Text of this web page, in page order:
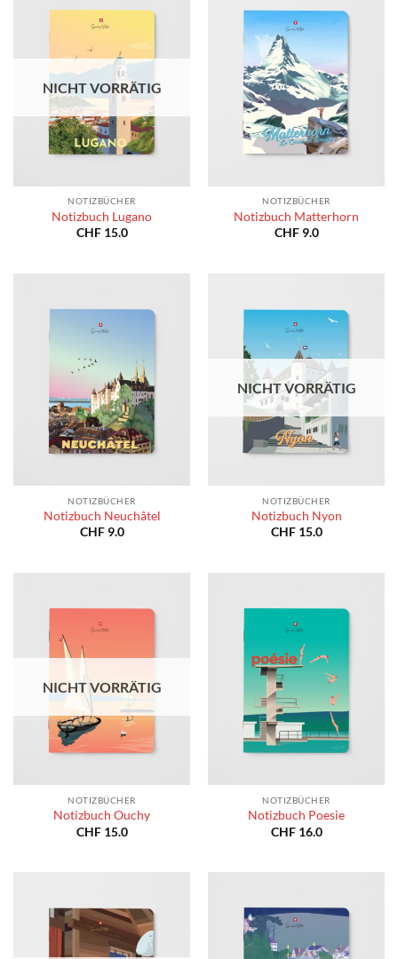
NICHT VORRÄTIG
NOTIZBÜCHER
Notizbuch Lugano
CHF15.0
NOTIZBÜCHER
Notizbuch Matterhorn
CHF9.0
NOTIZBÜCHER
Notizbuch Neuchâtel
CHF9.0
NICHT VORRÄTIG
NOTIZBÜCHER
Notizbuch Nyon
CHF15.0
NICHT VORRÄTIG
NOTIZBÜCHER
Notizbuch Ouchy
CHF15.0
NOTIZBÜCHER
Notizbuch Poesie
CHF16.0